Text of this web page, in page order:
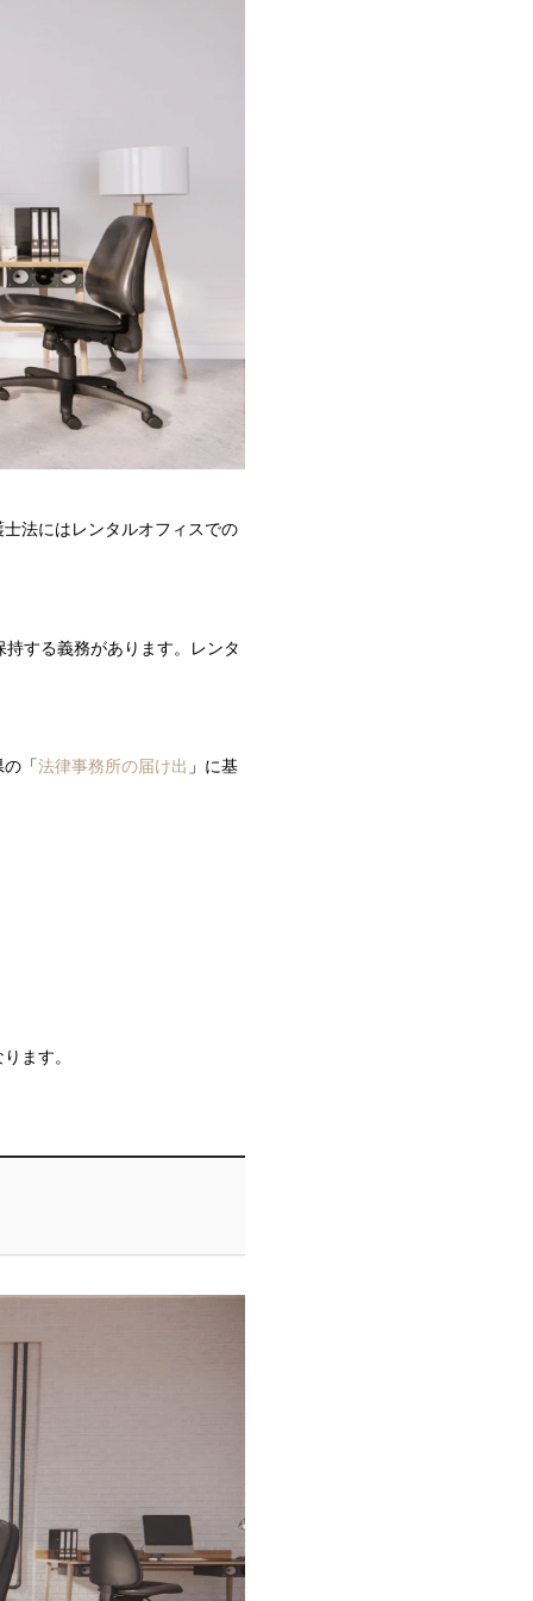
法にはレンタルオフィスでの
する義務があります。レンタ
「法律事務所の届け出 」に基
ます。